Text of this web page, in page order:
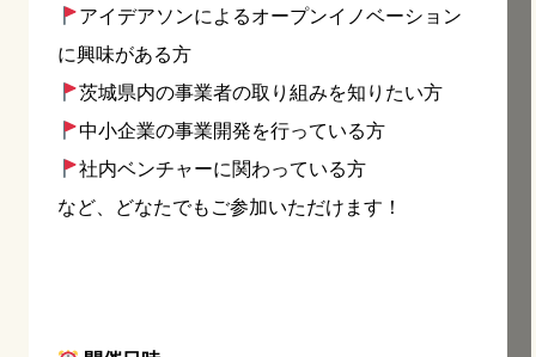
アイデアソンによるオープンイノベーション
に興味がある方
茨城県内の事業者の取り組みを知りたい方
中小企業の事業開発を行っている方
社内ベンチャーに関わっている方
など、どなたでもご参加いただけます！